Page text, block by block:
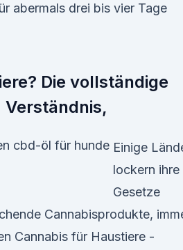
abermals drei bis vier Tage
Die vollständige
Einige
lockern ihre
Gesetze
Cannabisprodukte,
Cannabis für Haustiere -